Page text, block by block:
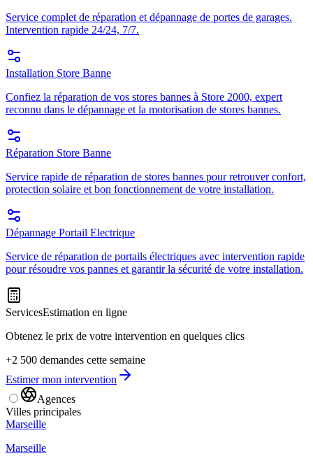
Service complet de réparation et dépannage de portes de garages.
Intervention rapide 24/24, 7/7.
Installation Store Banne
Confiez la réparation de vos stores bannes à Store 2000, expert
reconnu dans le dépannage et la motorisation de stores bannes.
Réparation Store Banne
Service rapide de réparation de stores bannes pour retrouver confort,
protection solaire et bon fonctionnement de votre installation.
Dépannage Portail Electrique
Service de réparation de portails électriques avec intervention rapide
pour résoudre vos pannes et garantir la sécurité de votre installation.
ServicesEstimation en ligne
Obtenez le prix de votre intervention en quelques clics
+2 500 demandes cette semaine
Estimer mon intervention
Agences
Villes principales
Marseille
Marseille